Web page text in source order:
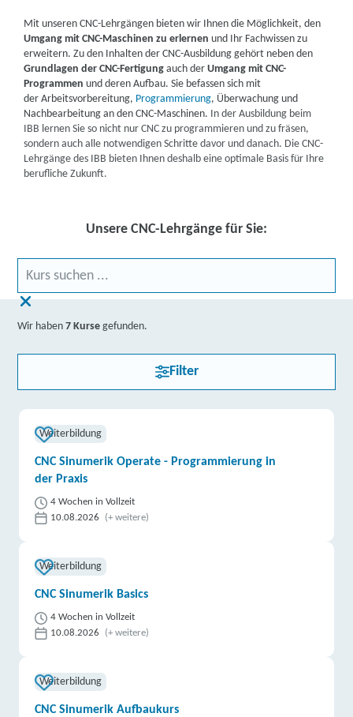
Mit unseren CNC-Lehrgängen bieten wir Ihnen die Möglichkeit, den
Umgang mit CNC-Maschinen zu erlernen und Ihr Fachwissen zu
erweitern. Zu den Inhalten der CNC-Ausbildung gehört neben den
Grundlagen der CNC-Fertigungauch derUmgang mit CNC-
Programmen und deren Aufbau. Sie befassen sich mit
der Arbeitsvorbereitung, Programmierung, Überwachung und
Nachbearbeitung an den CNC-Maschinen. In der Ausbildung beim
IBB lernen Sie so nicht nur CNC zu programmieren und zu fräsen,
sondern auch alle notwendigen Schritte davor und danach. Die CNC-
Lehrgänge des IBB bieten Ihnen deshalb eine optimale Basis für Ihre
berufliche Zukunft.
Unsere CNC-Lehrgänge für Sie:
Wir haben7 Kurse gefunden.
Filter
Weiterbildung
CNC Sinumerik Operate - Programmierung in
der Praxis
4 Wochen in Vollzeit
10.08.2026
(+ weitere)
Weiterbildung
CNC Sinumerik Basics
4 Wochen in Vollzeit
10.08.2026
(+ weitere)
Weiterbildung
CNC Sinumerik Aufbaukurs